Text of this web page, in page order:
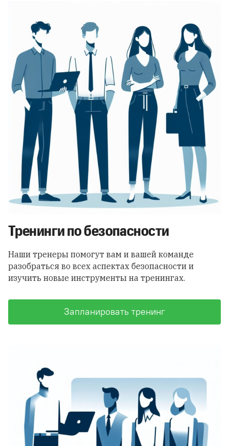
Тренинги по безопасности
Наши тренеры помогут вам и вашей команде
разобраться во всех аспектах безопасности и
изучить новые инструменты на тренингах.
Запланировать тренинг